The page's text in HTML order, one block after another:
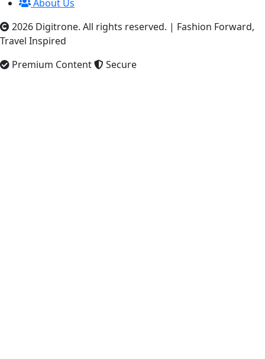
About Us
2026 Digitrone. All rights reserved. | Fashion Forward,
Travel Inspired
Premium Content
Secure